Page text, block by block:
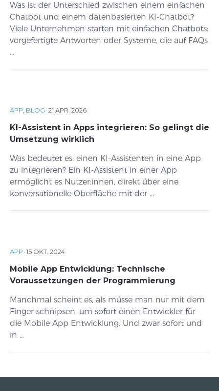
Was ist der Unterschied zwischen einem einfachen
Chatbot und einem datenbasierten KI-Chatbot?
Viele Unternehmen starten mit einfachen Chatbots:
vorgefertigte Antworten oder Systeme, die auf FAQs
...
APP, BLOG ·21 APR. 2026
KI-Assistent in Apps integrieren: So gelingt die
Umsetzung wirklich
Was bedeutet es, einen KI-Assistenten in eine App
zu integrieren? Ein KI-Assistent in einer App
ermöglicht es Nutzer:innen, direkt über eine
konversationelle Oberfläche mit der ...
APP ·15 OKT. 2024
Mobile App Entwicklung: Technische
Voraussetzungen der Programmierung
Manchmal scheint es, als müsse man nur mit dem
Finger schnipsen, um sofort einen Entwickler für
die Mobile App Entwicklung. Und zwar sofort und
in ...